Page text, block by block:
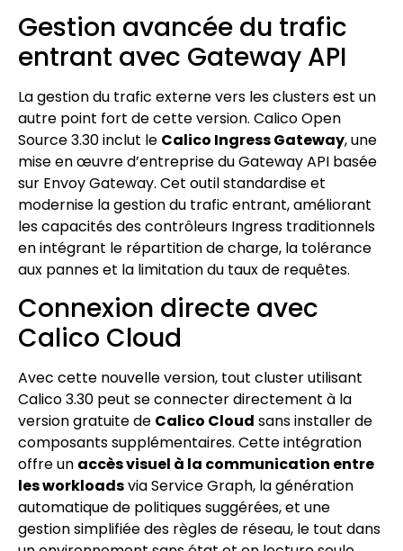
Gestion avancée du trafic
entrant avec Gateway API
La gestion du trafic externe vers les clusters est un
autre point fort de cette version. Calico Open
Source 3.30 inclut le Calico Ingress Gateway, une
mise en œuvre d’entreprise du Gateway API basée
sur Envoy Gateway. Cet outil standardise et
modernise la gestion du trafic entrant, améliorant
les capacités des contrôleurs Ingress traditionnels
en intégrant le répartition de charge, la tolérance
aux pannes et la limitation du taux de requêtes.
Connexion directe avec
Calico Cloud
Avec cette nouvelle version, tout cluster utilisant
Calico 3.30 peut se connecter directement à la
version gratuite de Calico Cloud sans installer de
composants supplémentaires. Cette intégration
offre un accès visuel à la communication entre
les workloadsvia Service Graph, la génération
automatique de politiques suggérées, et une
gestion simplifiée des règles de réseau, le tout dans